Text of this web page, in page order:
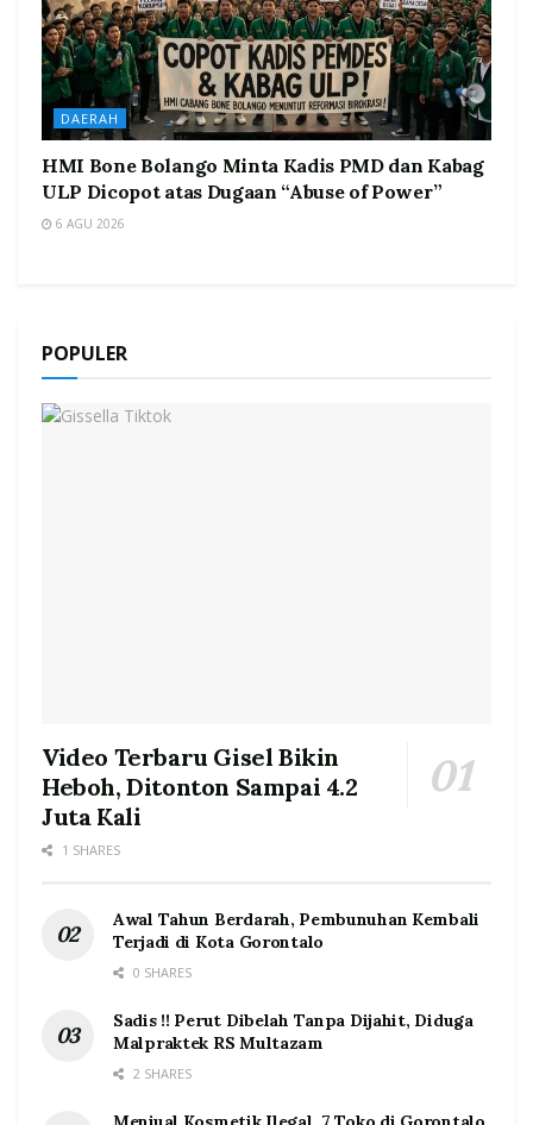
DAERAH
HMI Bone Bolango Minta Kadis PMD dan Kabag
ULP Dicopot atas Dugaan “Abuse of Power”
6 AGU 2026
POPULER
Video Terbaru Gisel Bikin
Heboh, Ditonton Sampai 4.2
Juta Kali
1 SHARES
Awal Tahun Berdarah, Pembunuhan Kembali
Terjadi di Kota Gorontalo
0 SHARES
Sadis !! Perut Dibelah Tanpa Dijahit, Diduga
Malpraktek RS Multazam
2 SHARES